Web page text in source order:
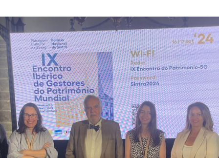
Guimarães Representada no IX Encontro Ibérico de